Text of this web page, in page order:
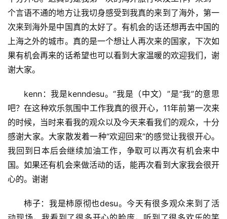
个言语不通的地方让我切身感受到我真的来到了海外，第一
次来到海外是中国真的太好了。有机会的话还想再去中国的
上海之外的城市。真的是一个想让人再次来的国家，下次如
果有机会再来的话希望也可以看到大家温暖的欢迎我们，谢
谢大家。
kenn：我是kenndesu。“我是（中文）”是“我”的意思
吧？在这种欢乐氛围中工作我真的很开心，11年前第一次来
的时候，当时来看我的观众以及今天来看我们的观众，十分
感谢大家。大家散发着一种“欢迎回来”的感觉让我很开心。
我回到日本后会继续加油工作，争取可以再次有机会来中
国。如果还有机会来做活动的话，能再次看到大家我会很开
心的。谢谢
柿子：我是柿原彻也desu。今天有很多观众来到了活